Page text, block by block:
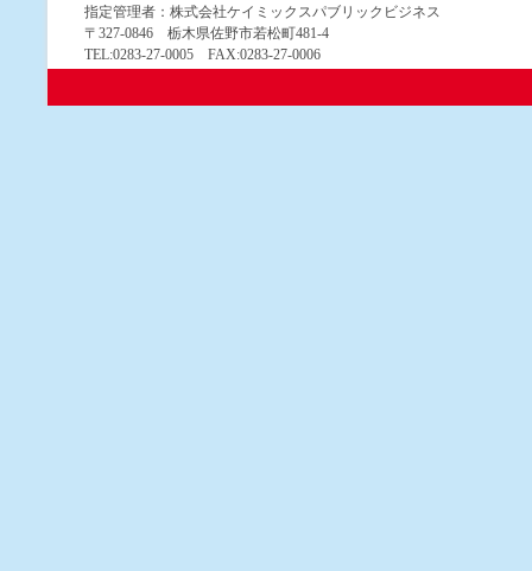
指定管理者：株式会社ケイミックスパブリックビジネス
〒327-0846 栃木県佐野市若松町481-4
TEL:0283-27-0005 FAX:0283-27-0006